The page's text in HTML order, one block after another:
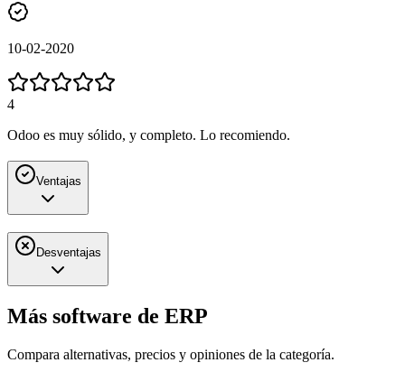
10-02-2020
4
Odoo es muy sólido, y completo. Lo recomiendo.
Ventajas
Desventajas
Más software de ERP
Compara alternativas, precios y opiniones de la categoría.